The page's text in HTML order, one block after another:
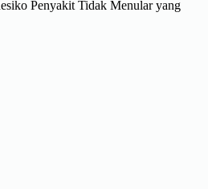
Penyakit Tidak Menular yang